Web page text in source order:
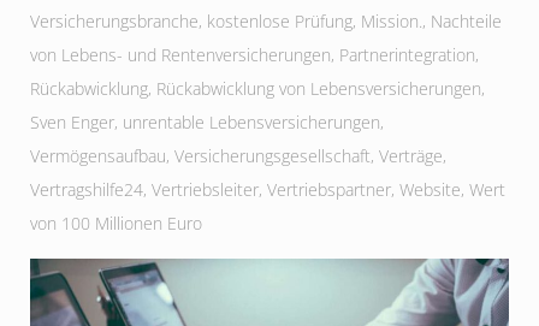
Versicherungsbranche, kostenlose Prüfung, Mission. , Nachteile
von Lebens- und Rentenversicherungen, Partnerintegration,
Rückabwicklung, Rückabwicklung von Lebensversicherungen,
Sven Enger, unrentable Lebensversicherungen,
Vermögensaufbau, Versicherungsgesellschaft, Verträge,
Vertragshilfe24, Vertriebsleiter, Vertriebspartner, Website, Wert
von 100 Millionen Euro